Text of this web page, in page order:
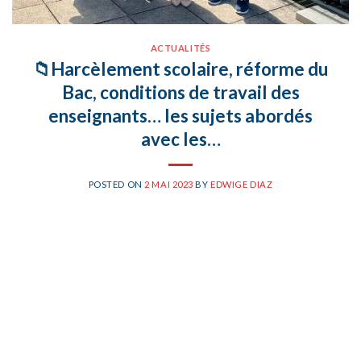
ACTUALITÉS
📁Harcèlement scolaire, réforme du
Bac, conditions de travail des
enseignants… les sujets abordés
avec les…
POSTED ON 2 MAI 2023 BYEDWIGE DIAZ